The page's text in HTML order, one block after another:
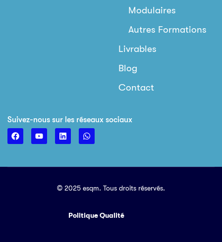
Modulaires
Autres Formations
Livrables
Blog
Contact
Suivez-nous sur les réseaux sociaux
© 2025 esqm. Tous droits réservés.
Politique Qualité